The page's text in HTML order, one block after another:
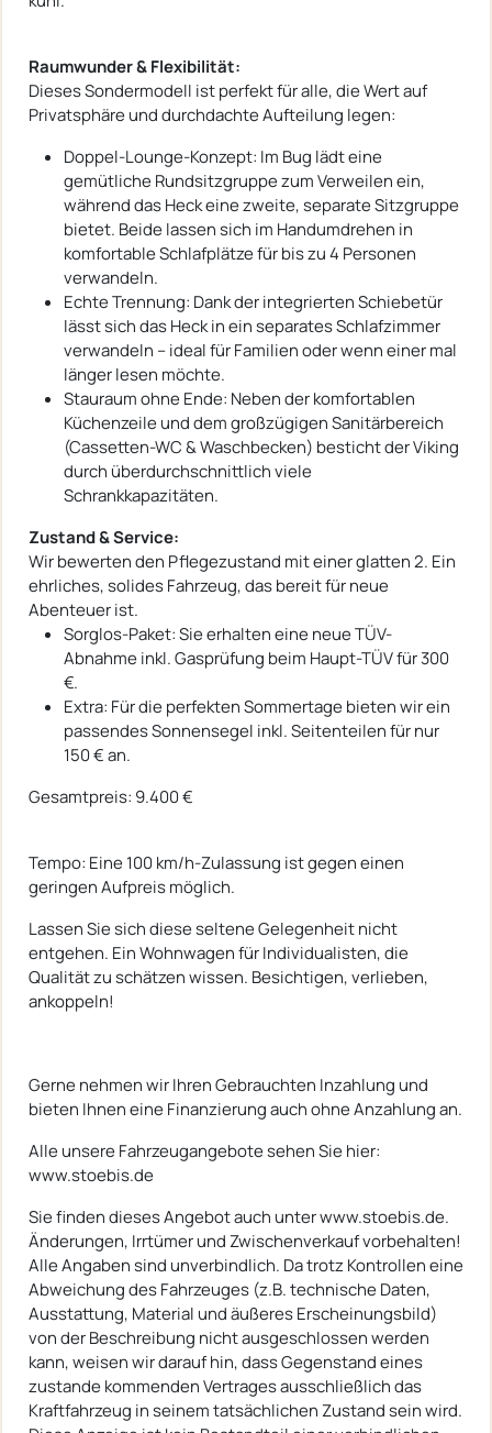
Raumwunder & Flexibilität:
Dieses Sondermodell ist perfekt für alle, die Wert auf
Privatsphäre und durchdachte Aufteilung legen:
Doppel-Lounge-Konzept: Im Bug lädt eine
gemütliche Rundsitzgruppe zum Verweilen ein,
während das Heck eine zweite, separate Sitzgruppe
bietet. Beide lassen sich im Handumdrehen in
komfortable Schlafplätze für bis zu 4 Personen
verwandeln.
Echte Trennung: Dank der integrierten Schiebetür
lässt sich das Heck in ein separates Schlafzimmer
verwandeln – ideal für Familien oder wenn einer mal
länger lesen möchte.
Stauraum ohne Ende: Neben der komfortablen
Küchenzeile und dem großzügigen Sanitärbereich
(Cassetten-WC & Waschbecken) besticht der Viking
durch überdurchschnittlich viele
Schrankkapazitäten.
Zustand & Service:
Wir bewerten den Pflegezustand mit einer glatten 2. Ein
ehrliches, solides Fahrzeug, das bereit für neue
Abenteuer ist.
Sorglos-Paket: Sie erhalten eine neue TÜV-
Abnahme inkl. Gasprüfung beim Haupt-TÜV für 300
€.
Extra: Für die perfekten Sommertage bieten wir ein
passendes Sonnensegel inkl. Seitenteilen für nur
150 € an.
Gesamtpreis: 9.400 €
Tempo: Eine 100 km/h-Zulassung ist gegen einen
geringen Aufpreis möglich.
Lassen Sie sich diese seltene Gelegenheit nicht
entgehen. Ein Wohnwagen für Individualisten, die
Qualität zu schätzen wissen. Besichtigen, verlieben,
ankoppeln!
Gerne nehmen wir Ihren Gebrauchten Inzahlung und
bieten Ihnen eine Finanzierung auch ohne Anzahlung an.
Alle unsere Fahrzeugangebote sehen Sie hier:
www.stoebis.de​​​​​​​​​​​​​​​​​​​​​​​​
Sie finden dieses Angebot auch unter www.stoebis.de.
Änderungen, Irrtümer und Zwischenverkauf vorbehalten!
Alle Angaben sind unverbindlich. Da trotz Kontrollen eine
Abweichung des Fahrzeuges (z.B. technische Daten,
Ausstattung, Material und äußeres Erscheinungsbild)
von der Beschreibung nicht ausgeschlossen werden
kann, weisen wir darauf hin, dass Gegenstand eines
zustande kommenden Vertrages ausschließlich das
Kraftfahrzeug in seinem tatsächlichen Zustand sein wird.